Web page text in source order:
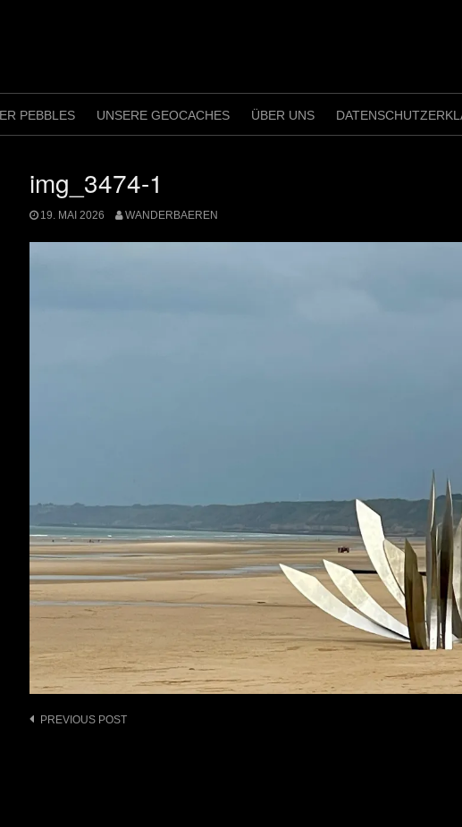
PEBBLES UNSERE GEOCACHES ÜBER UNS
img_3474-1
19. MAI 2026 WANDERBAEREN
Post
PREVIOUS POST